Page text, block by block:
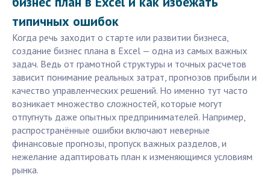
типичных ошибок
Когда речь заходит о старте или развитии бизнеса,
создание бизнес плана в Excel — одна из самых важных
задач. Ведь от грамотной структуры и точных расчетов
зависит понимание реальных затрат, прогнозов прибыли и
качество управленческих решений. Но именно тут часто
возникает множество сложностей, которые могут
отпугнуть даже опытных предпринимателей. Например,
распространённые ошибки включают неверные
финансовые прогнозы, пропуск важных разделов, и
нежелание адаптировать план к изменяющимся условиям
рынка.